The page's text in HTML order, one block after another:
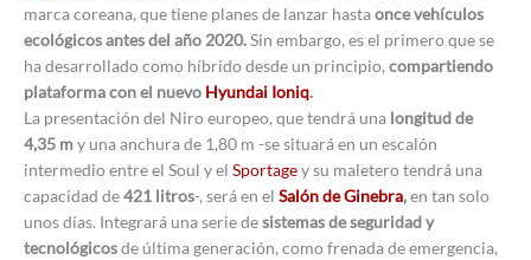
marca coreana, que tiene planes de lanzar hastaonce vehículos
ecológicos antes del año 2020.Sin embargo, es el primero que se
ha desarrollado como híbrido desde un principio, compartiendo
plataforma con el nuevo Hyundai Ioniq.
La presentación del Niro europeo, que tendrá una longitud de
4,35 my una anchura de 1,80 m -se situará en un escalón
intermedio entre el Soul y el Sportagey su maletero tendrá una
capacidad de421 litros-, será en el Salón de Ginebra,en tan solo
unos días. Integrará una serie desistemas de seguridad y
tecnológicosde última generación, como frenada de emergencia,